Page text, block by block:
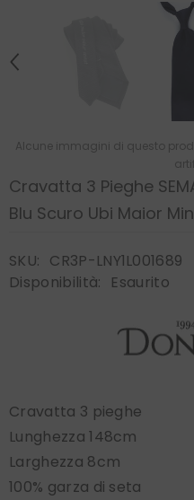
Alcune immagini di questo
Cravatta 3 Pieghe
Blu Scuro Ubi Maior
SKU: CR3P-LNY1L001689
Disponibilità:
Esaurito
Cravatta 3 pieghe
Lunghezza 148cm
Larghezza 8cm
100% garza di seta